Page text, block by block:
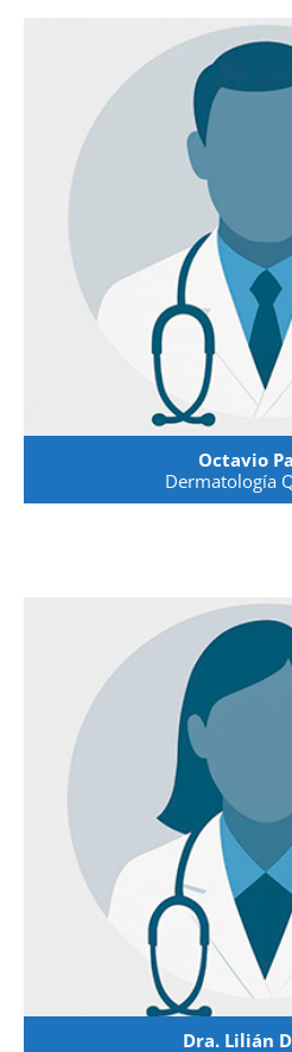
Octavio
Dermatología
Dra. Lilián